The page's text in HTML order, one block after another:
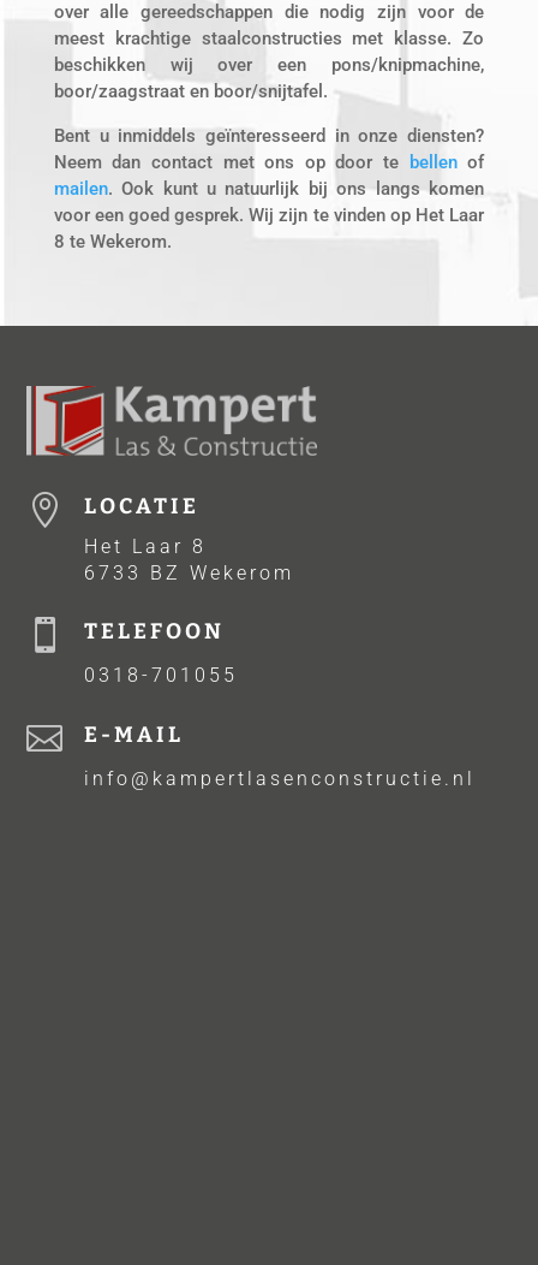
over alle gereedschappen die nodig zijn voor de
meest krachtige staalconstructies met klasse. Zo
beschikken wij over een pons/knipmachine,
boor/zaagstraat en boor/snijtafel.
Bent u inmiddels geïnteresseerd in onze diensten?
Neem dan contact met ons op door te
bellenof
mailen. Ook kunt u natuurlijk bij ons langs komen
voor een goed gesprek. Wij zijn te vinden op Het Laar
8 te Wekerom.
 LOCATIE
Het Laar 8
6733 BZ Wekerom
 TELEFOON
0318-701055
 E-MAIL
info@kampertlasenconstructie.nl